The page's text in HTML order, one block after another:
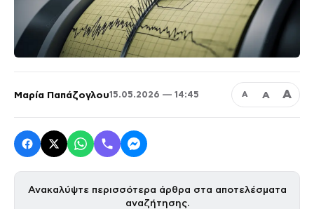
Μαρία Παπάζογλου15.05.2026 — 14:45 Α Α Α
Ανακαλύψτε περισσότερα άρθρα στα αποτελέσματα
αναζήτησης.